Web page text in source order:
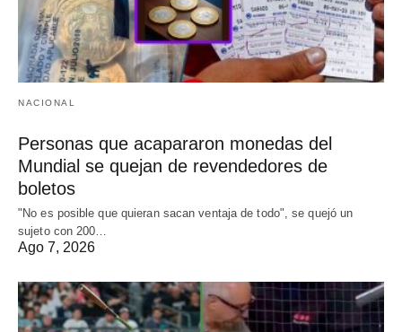
NACIONAL
Personas que acapararon monedas del
Mundial se quejan de revendedores de
boletos
"No es posible que quieran sacan ventaja de todo", se quejó un
sujeto con 200…
Ago 7, 2026